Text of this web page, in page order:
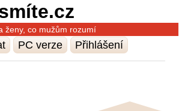
ženy, co mužům rozumí
PC verze Přihlášení